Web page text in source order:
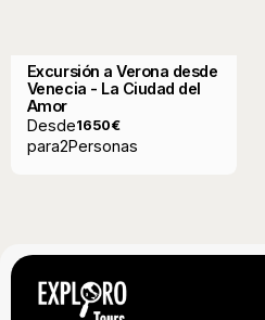
Excursión a Verona desde
Venecia - La Ciudad del
Amor
Desde1650€
para2Personas